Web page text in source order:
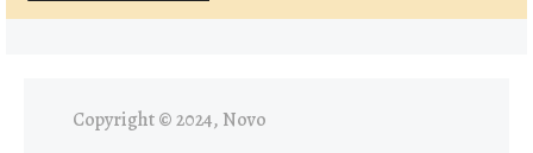
Copyright © 2024, Novo